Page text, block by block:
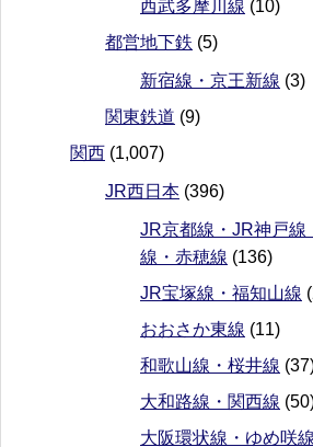
西武多摩川線 (10)
都営地下鉄 (5)
新宿線・京王新線 (3)
関東鉄道 (9)
関西 (1,007)
JR西日本 (396)
JR京都線・JR神戸線
線・赤穂線 (136)
JR宝塚線・福知山線
おおさか東線 (11)
和歌山線・桜井線
大和路線・関西線
大阪環状線・ゆめ咲線